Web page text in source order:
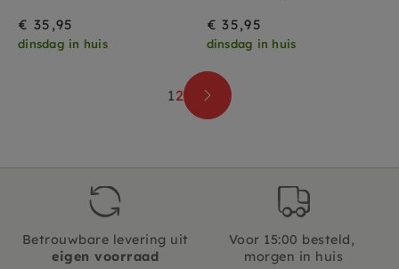
€ 35,95
dinsdag in huis
€ 35,95
dinsdag in huis
12
Betrouwbare levering uit
eigen voorraad
Voor 15:00 besteld,
morgen in huis